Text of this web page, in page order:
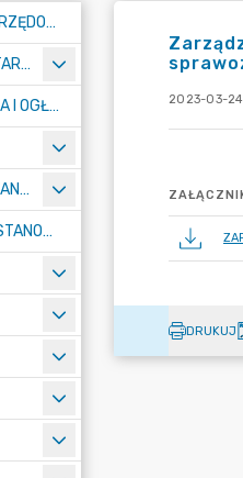
DANE KONTAKTOWE, GODZINY URZĘDOWANIA I NUMER KONTA BANKOWEGO
ZAMÓWIENIA PUBLICZNE, PRZETARGI, KONKURSY
ZAWIADOMIENIA, OBWIESZCZENIA I OGŁOSZENIA
PLANOWANIE I ZAGOSPODAROWANIE PRZESTRZENNE
PRACA - KONKURSY NA WOLNE STANOWISKA
2023-03-
DRUKUJ